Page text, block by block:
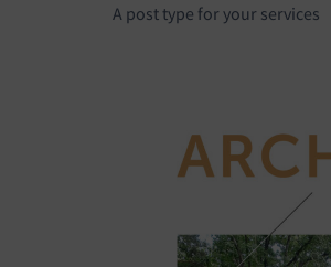
A post type for your services